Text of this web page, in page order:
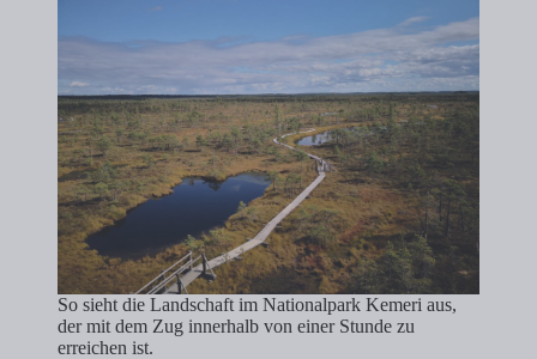
So sieht die Landschaft im Nationalpark Kemeri aus,
der mit dem Zug innerhalb von einer Stunde zu
erreichen ist.